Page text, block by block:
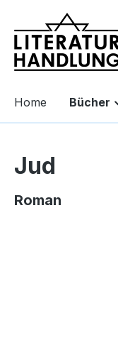
Zur
Home Bücher
Jud
Roman